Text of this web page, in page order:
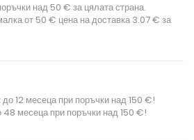
над 50 € за цялата страна.
от 50 € цена на доставка 3.07 € за
12 месеца при поръчки над 150 €!
48 месеца при поръчки над 150 €!